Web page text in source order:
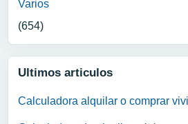
Varios
(654)
Ultimos articulos
Calculadora alquilar o comprar